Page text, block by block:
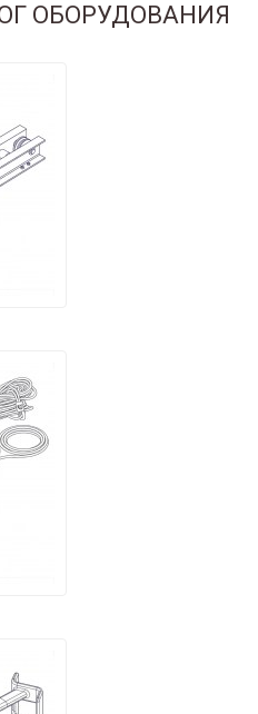
ОБОРУДОВАНИЯ